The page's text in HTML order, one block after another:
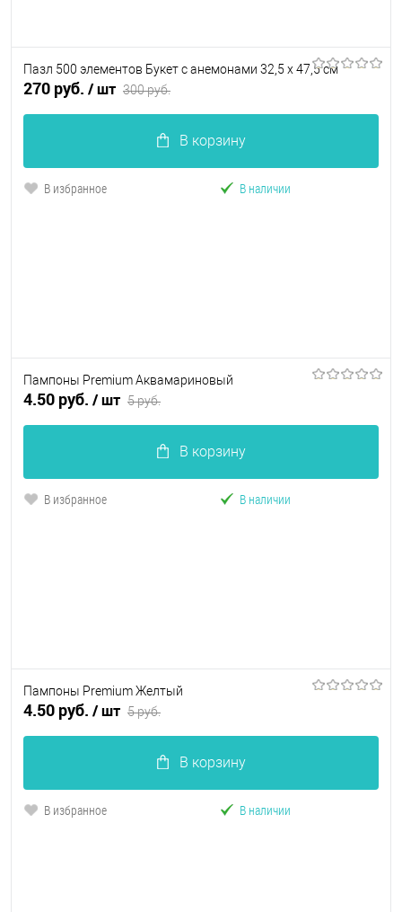
Пазл 500 элементов Букет с анемонами 32,5 x 47,5 см
270 руб. / шт 300 руб.
В корзину
В избранное В наличии
Пампоны Premium Аквамариновый
4.50 руб. / шт 5 руб.
В корзину
В избранное В наличии
Пампоны Premium Желтый
4.50 руб. / шт 5 руб.
В корзину
В избранное В наличии